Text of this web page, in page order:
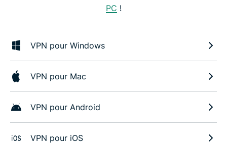
PC !
VPN pour Windows
VPN pour Mac
VPN pour Android
VPN pour iOS